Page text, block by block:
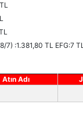
7) :1.381,80 TL EFG:7
Atın Adı